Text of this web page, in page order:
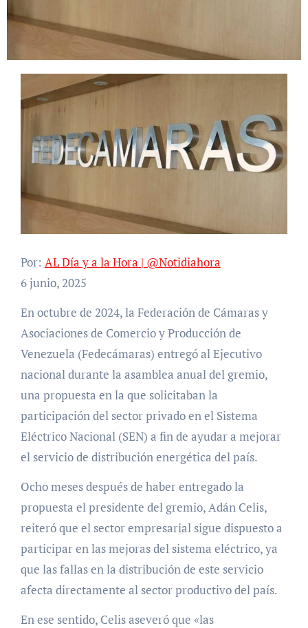
Por: AL Día y a la Hora | @Notidiahora
6 junio, 2025
En octubre de 2024, la Federación de Cámaras y
Asociaciones de Comercio y Producción de
Venezuela (Fedecámaras) entregó al Ejecutivo
nacional durante la asamblea anual del gremio,
una propuesta en la que solicitaban la
participación del sector privado en el Sistema
Eléctrico Nacional (SEN) a fin de ayudar a mejorar
el servicio de distribución energética del país.
Ocho meses después de haber entregado la
propuesta el presidente del gremio, Adán Celis,
reiteró que el sector empresarial sigue dispuesto a
participar en las mejoras del sistema eléctrico, ya
que las fallas en la distribución de este servicio
afecta directamente al sector productivo del país.
En ese sentido, Celis aseveró que «las